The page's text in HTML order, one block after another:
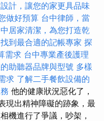
計，讓您的家更具品味
做好預算 台中律師，當
居家清潔，為您打造乾
到最合適的記帳專家 探
需求 台中專業產後護理
助聽器品牌與型號 多樣
求 了解二手餐飲設備的
他的健康狀況惡化了，
現出精神障礙的跡象，最
機進行了爭議，吵架，